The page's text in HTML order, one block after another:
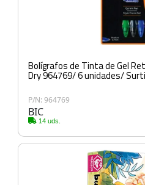
Bolígrafos de Tinta de Gel
Dry 964769/ 6 unidades/
P/N: 964769
BIC
14 uds.